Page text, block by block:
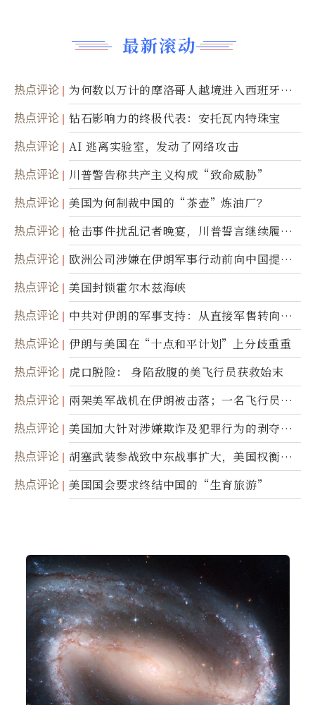
最新滚动
热点评论
为何数以万计的摩洛哥人越境进入西班牙休
达
热点评论 钻石影响力的终极代表：安托瓦内特珠宝
热点评论 AI 逃离实验室，发动了网络攻击
热点评论 川普警告称共产主义构成“致命威胁”
热点评论 美国为何制裁中国的“茶壶”炼油厂？
热点评论
枪击事件扰乱记者晚宴，川普誓言继续履行
职责
热点评论
欧洲公司涉嫌在伊朗军事行动前向中国提供
美军基地的卫星图像
热点评论 美国封锁霍尔木兹海峡
热点评论
中共对伊朗的军事支持：从直接军售转向间
接技术转让
热点评论 伊朗与美国在“十点和平计划”上分歧重重
热点评论 虎口脱险： 身陷敌腹的美飞行员获救始末
热点评论
兩架美军战机在伊朗被击落；一名飞行员失
踪
热点评论
美国加大针对涉嫌欺诈及犯罪行为的剥夺公
民权力度
热点评论
胡塞武装参战致中东战事扩大，美国权衡地
面入侵的可能性
热点评论 美国国会要求终结中国的“生育旅游”